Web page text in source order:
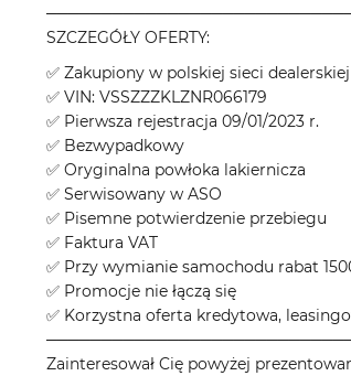
SZCZEGÓŁY OFERTY:
✅ Zakupiony w polskiej sieci dealerskiej
✅ VIN: VSSZZZKLZNR066179
✅ Pierwsza rejestracja 09/01/2023 r.
✅ Bezwypadkowy
✅ Oryginalna powłoka lakiernicza
✅ Serwisowany w ASO
✅ Pisemne potwierdzenie przebiegu
✅ Faktura VAT
✅ Przy wymianie samochodu rabat
✅ Promocje nie łączą się
✅ Korzystna oferta kredytowa,
Zainteresował Cię powyżej